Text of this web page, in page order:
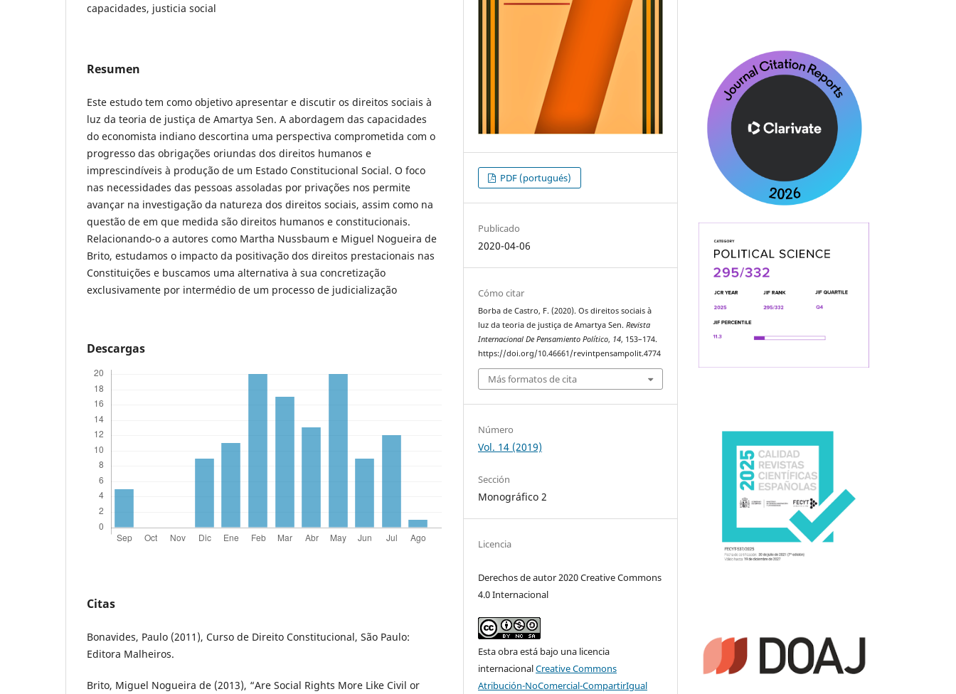
capacidades, justicia social
Resumen
Este estudo tem como objetivo apresentar e discutir os direitos sociais à
luz da teoria de justiça de Amartya Sen. A abordagem das capacidades
do economista indiano descortina uma perspectiva comprometida com o
progresso das obrigações oriundas dos direitos humanos e
imprescindíveis à produção de um Estado Constitucional Social. O foco
nas necessidades das pessoas assoladas por privações nos permite
avançar na investigação da natureza dos direitos sociais, assim como na
questão de em que medida são direitos humanos e constitucionais.
Relacionando-o a autores como Martha Nussbaum e Miguel Nogueira de
Brito, estudamos o impacto da positivação dos direitos prestacionais nas
Constituições e buscamos uma alternativa à sua concretização
exclusivamente por intermédio de um processo de judicialização
Descargas
Citas
Bonavides, Paulo (2011), Curso de Direito Constitucional, São Paulo:
Editora Malheiros.
Brito, Miguel Nogueira de (2013), “Are Social Rights More Like Civil or
PDF (portugués)
Publicado
2020-04-06
Cómo citar
Borba de Castro, F. (2020). Os direitos sociais à
luz da teoria de justiça de Amartya Sen.Revista
Internacional De Pensamiento Político, 14, 153–174.
https://doi.org/10.46661/revintpensampolit.4774
Más formatos de cita
Número
Vol. 14 (2019)
Sección
Monográfico 2
Licencia
Derechos de autor 2020 Creative Commons
4.0 Internacional
Esta obra está bajo una licencia
internacionalCreative Commons
Atribución-NoComercial-CompartirIgual